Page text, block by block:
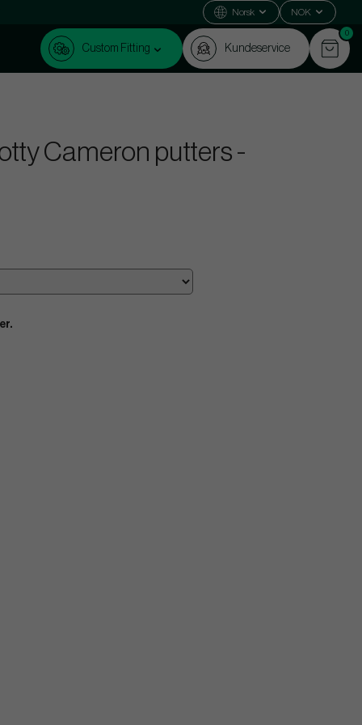
Norsk NOK
Custom Fitting Kundeservice
0
Cameron putters -